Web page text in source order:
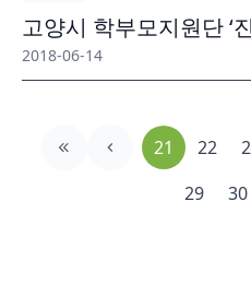
고양시 학부모지원단 ‘
2018-06-14
21 22
29
30